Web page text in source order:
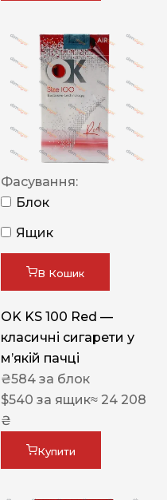
Фасування:
Блок
Ящик
В Кошик
OK KS 100 Red —
класичні сигарети у
м’якій пачці
₴584 за блок
$540 за ящик≈ 24 208
₴
Купити